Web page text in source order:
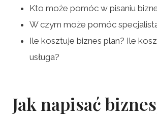
Kto może pomóc w pisaniu
W czym może pomóc
Ile kosztuje biznes plan? Ile
usługa?
Jak napisać